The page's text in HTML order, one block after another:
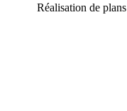
Réalisation de